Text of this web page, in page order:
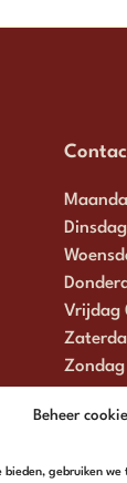
Beheer
gebruiken we
Vrijdag
+31 6